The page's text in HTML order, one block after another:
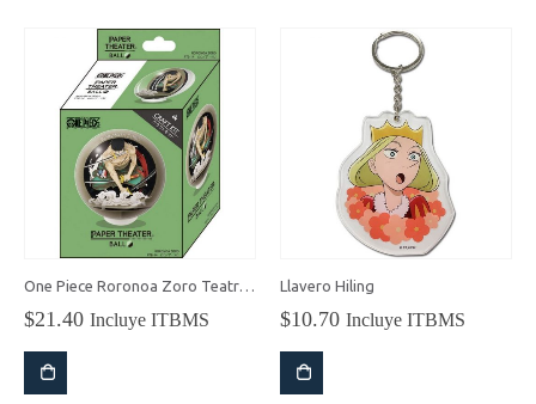
One Piece Roronoa Zoro Teatro de Papel
$21.40 Incluye ITBMS
Llavero Hiling
$10.70 Incluye ITBMS